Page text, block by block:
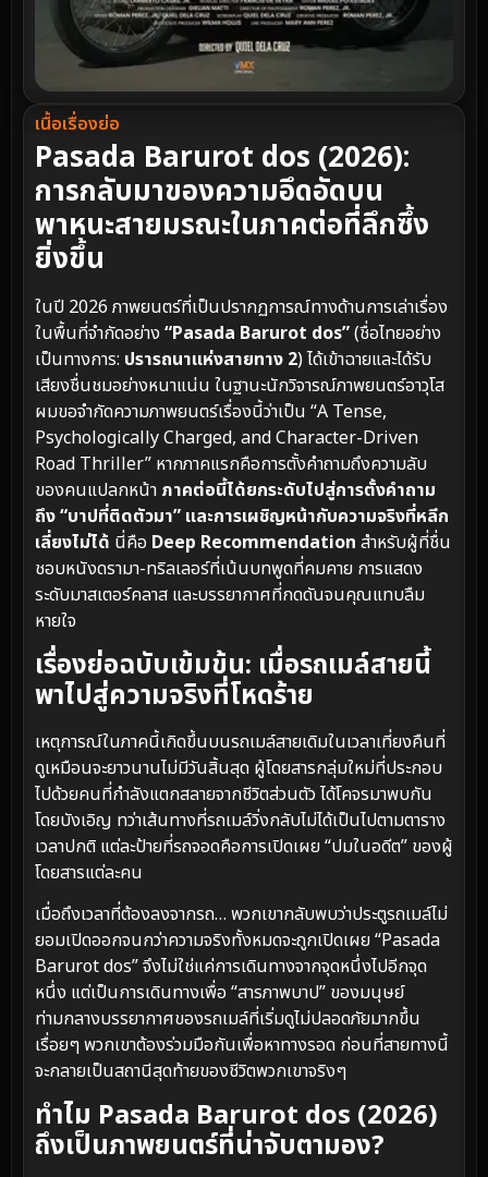
เนื้อเรื่องย่อ
Pasada Barurot dos (2026):
การกลับมาของความอึดอัดบน
พาหนะสายมรณะในภาคต่อที่ลึกซึ้ง
ยิ่งขึ้น
ในปี 2026 ภาพยนตร์ที่เป็นปรากฏการณ์ทางด้านการเล่าเรื่อง
ในพื้นที่จำกัดอย่าง “Pasada Barurot dos”(ชื่อไทยอย่าง
เป็นทางการ: ปรารถนาแห่งสายทาง 2) ได้เข้าฉายและได้รับ
เสียงชื่นชมอย่างหนาแน่น ในฐานะนักวิจารณ์ภาพยนตร์อาวุโส
ผมขอจำกัดความภาพยนตร์เรื่องนี้ว่าเป็น “A Tense,
Psychologically Charged, and Character-Driven
Road Thriller” หากภาคแรกคือการตั้งคำถามถึงความลับ
ของคนแปลกหน้าภาคต่อนี้ได้ยกระดับไปสู่การตั้งคำถาม
ถึง “บาปที่ติดตัวมา” และการเผชิญหน้ากับความจริงที่หลีก
เลี่ยงไม่ได้ นี่คือ Deep Recommendation สำหรับผู้ที่ชื่น
ชอบหนังดรามา-ทริลเลอร์ที่เน้นบทพูดที่คมคาย การแสดง
ระดับมาสเตอร์คลาส และบรรยากาศที่กดดันจนคุณแทบลืม
หายใจ
เรื่องย่อฉบับเข้มข้น: เมื่อรถเมล์สายนี้
พาไปสู่ความจริงที่โหดร้าย
เหตุการณ์ในภาคนี้เกิดขึ้นบนรถเมล์สายเดิมในเวลาเที่ยงคืนที่
ดูเหมือนจะยาวนานไม่มีวันสิ้นสุด ผู้โดยสารกลุ่มใหม่ที่ประกอบ
ไปด้วยคนที่กำลังแตกสลายจากชีวิตส่วนตัว ได้โคจรมาพบกัน
โดยบังเอิญ ทว่าเส้นทางที่รถเมล์วิ่งกลับไม่ได้เป็นไปตามตาราง
เวลาปกติ แต่ละป้ายที่รถจอดคือการเปิดเผย “ปมในอดีต” ของผู้
โดยสารแต่ละคน
เมื่อถึงเวลาที่ต้องลงจากรถ… พวกเขากลับพบว่าประตูรถเมล์ไม่
ยอมเปิดออกจนกว่าความจริงทั้งหมดจะถูกเปิดเผย “Pasada
Barurot dos” จึงไม่ใช่แค่การเดินทางจากจุดหนึ่งไปอีกจุด
หนึ่ง แต่เป็นการเดินทางเพื่อ “สารภาพบาป” ของมนุษย์
ท่ามกลางบรรยากาศของรถเมล์ที่เริ่มดูไม่ปลอดภัยมากขึ้น
เรื่อยๆ พวกเขาต้องร่วมมือกันเพื่อหาทางรอด ก่อนที่สายทางนี้
จะกลายเป็นสถานีสุดท้ายของชีวิตพวกเขาจริงๆ
ทำไม Pasada Barurot dos (2026)
ถึงเป็นภาพยนตร์ที่น่าจับตามอง?